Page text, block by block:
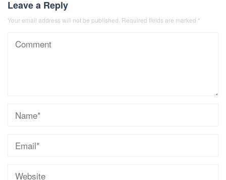
Leave a Reply
Your email address will not be published. Required fields are marked *